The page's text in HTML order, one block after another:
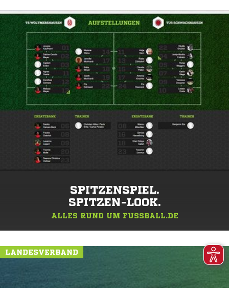
SPITZENSPIEL.
SPITZEN-LOOK.
ALLES RUND UM FUSSBALL.DE
LANDESVERBAND